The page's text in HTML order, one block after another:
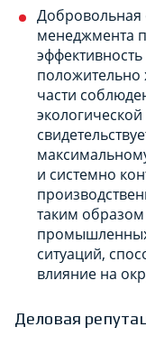
Добровольная
менеджмента
положительно
части
и системно
таким
ситуаций,
влияние на
Деловая